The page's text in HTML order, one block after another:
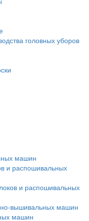
головных уборов
машин
и распошивальных
и распошивальных
вышивальных машин
машин